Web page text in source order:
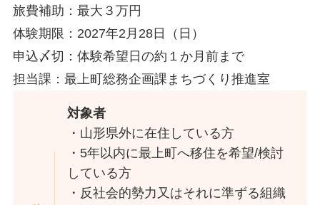
旅費補助：最大３万円
体験期限：2027年2月28日（日）
申込〆切：体験希望日の約１か月前まで
担当課：最上町総務企画課まちづくり推進室
対象者
・山形県外に在住している方
・5年以内に最上町へ移住を希望/検討
している方
・反社会的勢力又はそれに準ずる組織